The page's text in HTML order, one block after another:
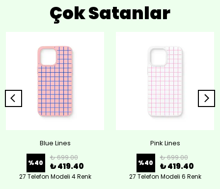
Çok Satanlar
Blue Lines
%40
₺ 699.00
₺ 419.40
27 Telefon Modeli 4 Renk
Pink Lines
%40
₺ 699.00
₺ 419.40
27 Telefon Modeli 6 Renk